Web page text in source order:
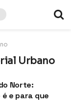
Urbano
Norte:
e para que